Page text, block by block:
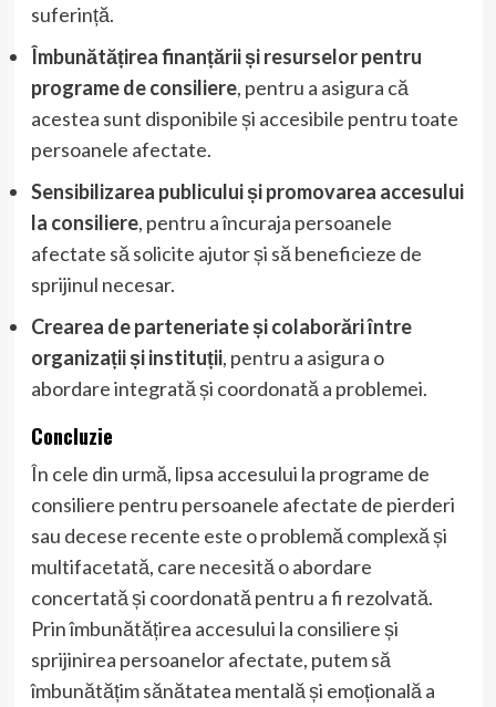
suferință.
Îmbunătățirea finanțării și resurselor pentru
programe de consiliere, pentru a asigura că
acestea sunt disponibile și accesibile pentru toate
persoanele afectate.
Sensibilizarea publicului și promovarea accesului
la consiliere, pentru a încuraja persoanele
afectate să solicite ajutor și să beneficieze de
sprijinul necesar.
Crearea de parteneriate și colaborări între
organizații și instituții, pentru a asigura o
abordare integrată și coordonată a problemei.
Concluzie
În cele din urmă, lipsa accesului la programe de
consiliere pentru persoanele afectate de pierderi
sau decese recente este o problemă complexă și
multifacetată, care necesită o abordare
concertată și coordonată pentru a fi rezolvată.
Prin îmbunătățirea accesului la consiliere și
sprijinirea persoanelor afectate, putem să
îmbunătățim sănătatea mentală și emoțională a